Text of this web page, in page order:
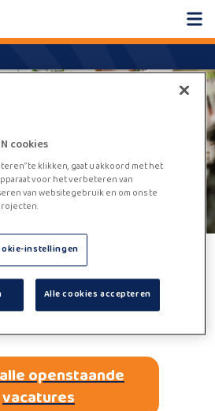
Helaas,
kan niet
openstaande
vacatures
cookies
te klikken, gaat u akkoord met het
voor het verbeteren van
van websitegebruik en om ons te
instellingen
Alle cookies accepteren